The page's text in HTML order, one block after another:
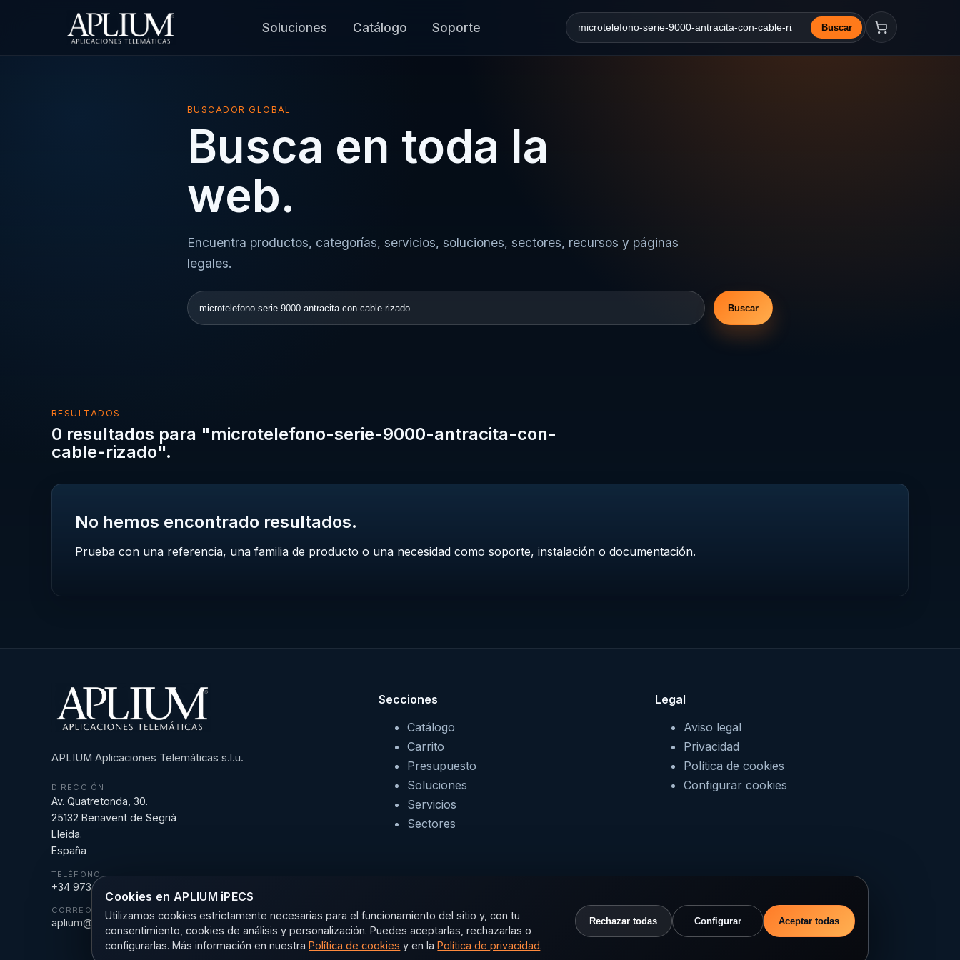
Soluciones Catálogo Soporte Buscar en la web Buscar
BUSCADOR GLOBAL
Busca en toda la
web.
Encuentra productos, categorías, servicios, soluciones, sectores, recursos y páginas
legales.
Buscar
Buscar
RESULTADOS
0 resultados para "microtelefono-serie-9000-antracita-con-
cable-rizado".
No hemos encontrado resultados.
Prueba con una referencia, una familia de producto o una necesidad como soporte, instalación o documentación.
APLIUM Aplicaciones Telemáticas s.l.u.
DIRECCIÓN
Av. Quatretonda, 30.
25132 Benavent de Segrià
Lleida.
España
TELÉFONO
+34 973 18 43 43
CORREO
aplium@aplium.com
Secciones
Catálogo
Carrito
Presupuesto
Soluciones
Servicios
Sectores
Legal
Aviso legal
Privacidad
Política de cookies
Configurar cookies
Cookies en APLIUM iPECS
Utilizamos cookies estrictamente necesarias para el funcionamiento del sitio y, con tu
consentimiento, cookies de análisis y personalización. Puedes aceptarlas, rechazarlas o
configurarlas. Más información en nuestraPolítica de cookies y en laPolítica de privacidad.
Rechazar todas Configurar Aceptar todas